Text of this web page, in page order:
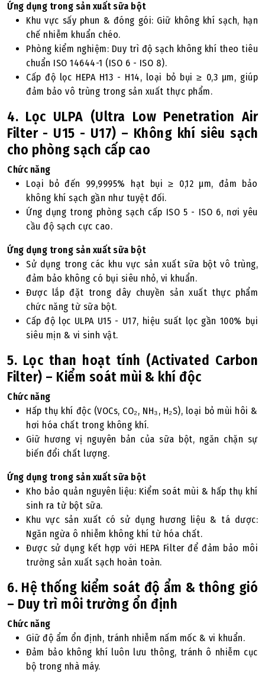
Ứng dụng trong sản xuất sữa bột
Khu vực sấy phun & đóng gói: Giữ không khí sạch, hạn
chế nhiễm khuẩn chéo.
Phòng kiểm nghiệm: Duy trì độ sạch không khí theo tiêu
chuẩn ISO 14644-1 (ISO 6 - ISO 8).
Cấp độ lọc HEPA H13 - H14, loại bỏ bụi ≥ 0,3 µm, giúp
đảm bảo vô trùng trong sản xuất thực phẩm.
4. Lọc ULPA (Ultra Low Penetration Air
Filter - U15 - U17) – Không khí siêu sạch
cho phòng sạch cấp cao
Chức năng
Loại bỏ đến 99,9995% hạt bụi ≥ 0,12 µm, đảm bảo
không khí sạch gần như tuyệt đối.
Ứng dụng trong phòng sạch cấp ISO 5 - ISO 6, nơi yêu
cầu độ sạch cực cao.
Ứng dụng trong sản xuất sữa bột
Sử dụng trong các khu vực sản xuất sữa bột vô trùng,
đảm bảo không có bụi siêu nhỏ, vi khuẩn.
Được lắp đặt trong dây chuyền sản xuất thực phẩm
chức năng từ sữa bột.
Cấp độ lọc ULPA U15 - U17, hiệu suất lọc gần 100% bụi
siêu mịn & vi sinh vật.
5. Lọc than hoạt tính (Activated Carbon
Filter) – Kiểm soát mùi & khí độc
Chức năng
Hấp thụ khí độc (VOCs, CO₂, NH₃, H₂S), loại bỏ mùi hôi &
hơi hóa chất trong không khí.
Giữ hương vị nguyên bản của sữa bột, ngăn chặn sự
biến đổi chất lượng.
Ứng dụng trong sản xuất sữa bột
Kho bảo quản nguyên liệu: Kiểm soát mùi & hấp thụ khí
sinh ra từ bột sữa.
Khu vực sản xuất có sử dụng hương liệu & tá dược:
Ngăn ngừa ô nhiễm không khí từ hóa chất.
Được sử dụng kết hợp với HEPA Filter để đảm bảo môi
trường sản xuất sạch hoàn toàn.
6. Hệ thống kiểm soát độ ẩm & thông gió
– Duy trì môi trường ổn định
Chức năng
Giữ độ ẩm ổn định, tránh nhiễm nấm mốc & vi khuẩn.
Đảm bảo không khí luôn lưu thông, tránh ô nhiễm cục
bộ trong nhà máy.